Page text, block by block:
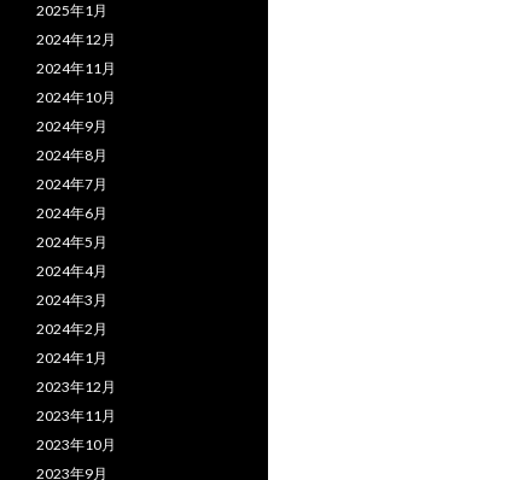
2025年1月
2024年12月
2024年11月
2024年10月
2024年9月
2024年8月
2024年7月
2024年6月
2024年5月
2024年4月
2024年3月
2024年2月
2024年1月
2023年12月
2023年11月
2023年10月
2023年9月